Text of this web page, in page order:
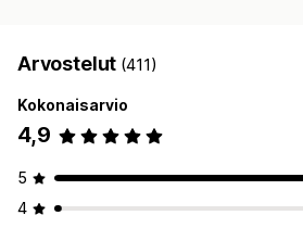
Arvostelut (411)
Kokonaisarvio
4,9
5
4